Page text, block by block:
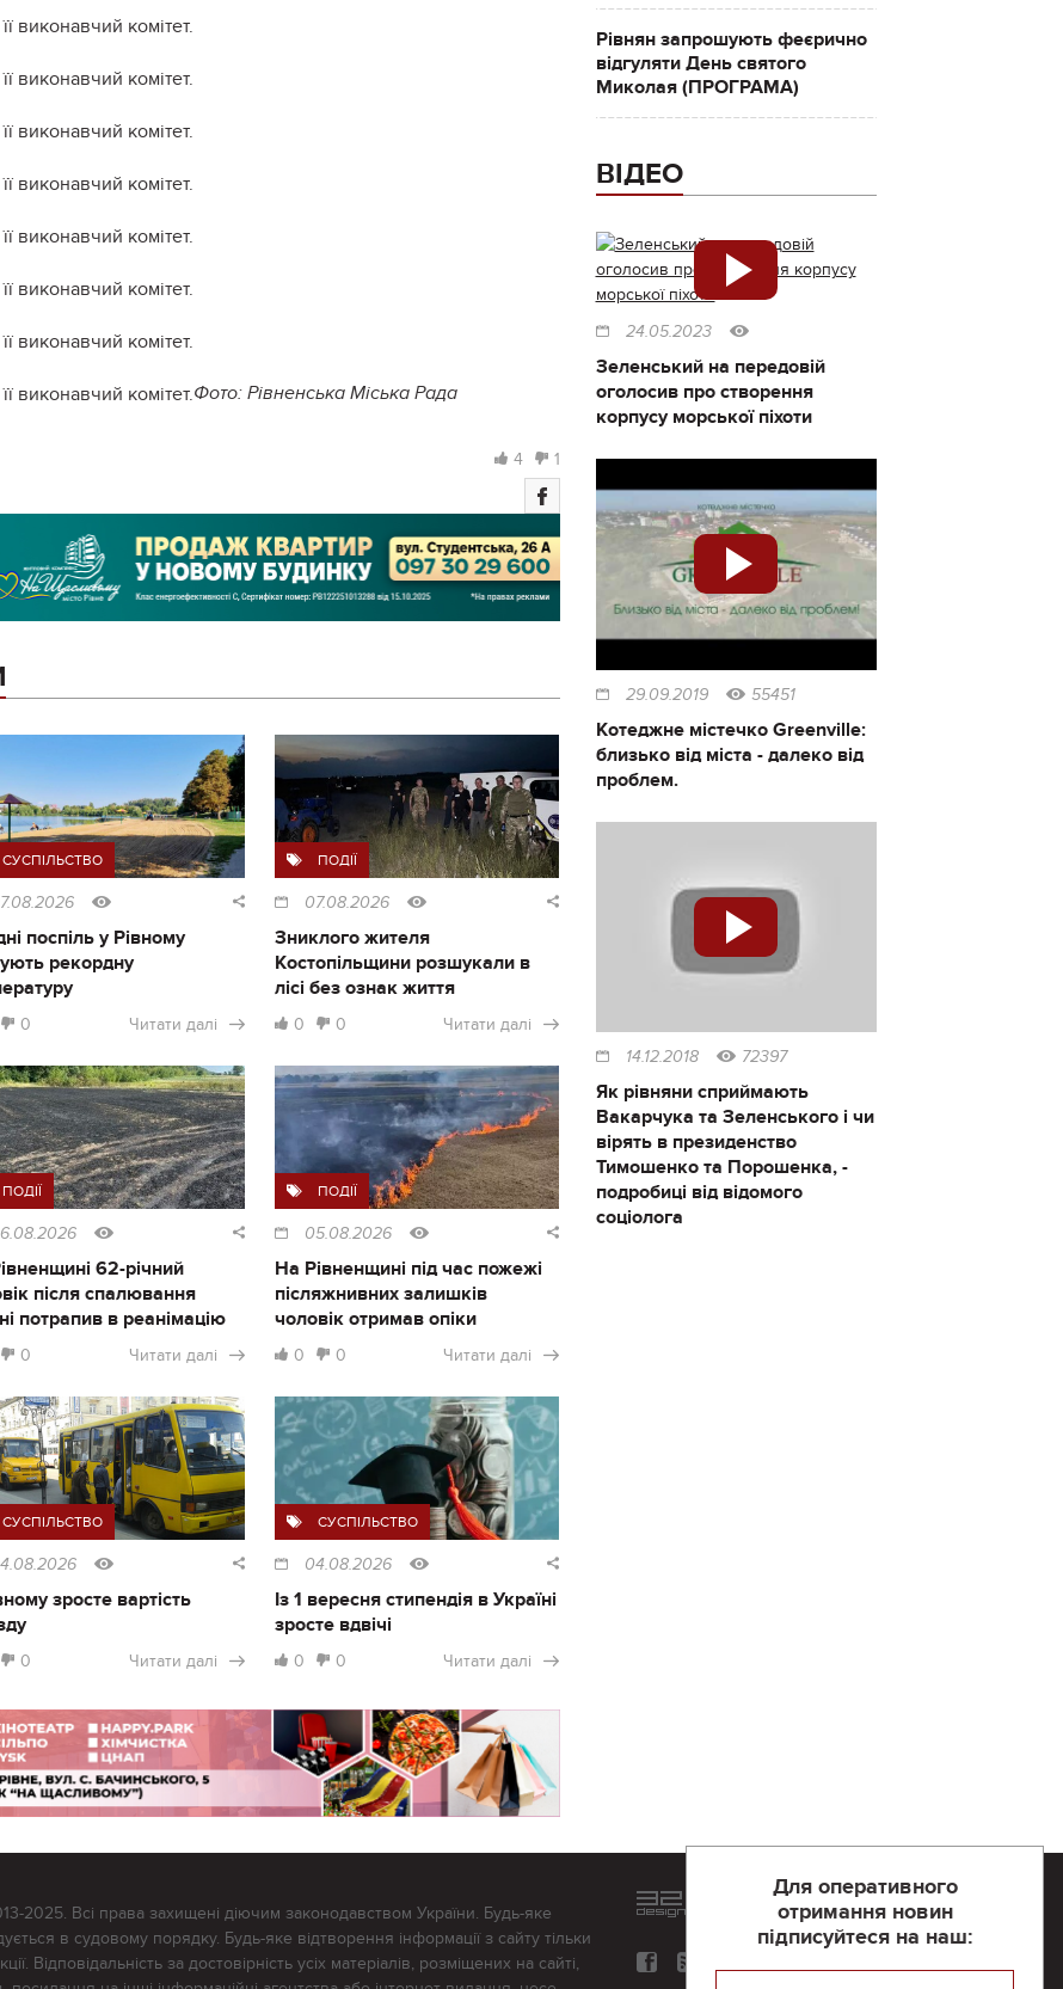
Фото: Рівненська Міська Рада
4 1
СУСПІЛЬСТВО
поспіль у Рівному
рекордну
0 Читати далі
ПОДІЇ
07.08.2026
Зниклого жителя
Костопільщини розшукали в
лісі без ознак життя
0 0 Читати далі
ПОДІЇ
62-річний
після спалювання
потрапив в реанімацію
0 Читати далі
ПОДІЇ
05.08.2026
На Рівненщині під час пожежі
післяжнивних залишків
чоловік отримав опіки
0 0 Читати далі
СУСПІЛЬСТВО
зросте вартість
0 Читати далі
СУСПІЛЬСТВО
04.08.2026
Із 1 вересня стипендія в Україні
зросте вдвічі
0 0 Читати далі
Рівнян запрошують феєрично
відгуляти День святого
Миколая (ПРОГРАМА)
ВІДЕО
24.05.2023
Зеленський на передовій
оголосив про створення
корпусу морської піхоти
29.09.2019 55451
Котеджне містечко Greenville:
близько від міста - далеко від
проблем.
14.12.2018 72397
Як рівняни сприймають
Вакарчука та Зеленського і чи
вірять в президенство
Тимошенко та Порошенка, -
подробиці від відомого
соціолога
Для оперативного
отримання новин
підписуйтеся на наш:
2025. Всі права захищені діючим законодавством України. Будь-яке
в судовому порядку. Будь-яке відтворення інформації з сайту тільки
Відповідальність за достовірність усіх матеріалів, розміщених на сайті,
Розроблений та підтримується
компанії 32х32